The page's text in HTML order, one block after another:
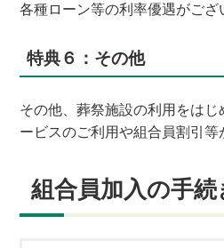
各種ローン等の利率優遇がござ
特典６：その他
その他、葬祭施設の利用をは
ービスのご利用や組合員割引等
組合員加入の手続